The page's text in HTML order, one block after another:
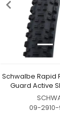
Schwalbe Rapid
Guard Active
09-